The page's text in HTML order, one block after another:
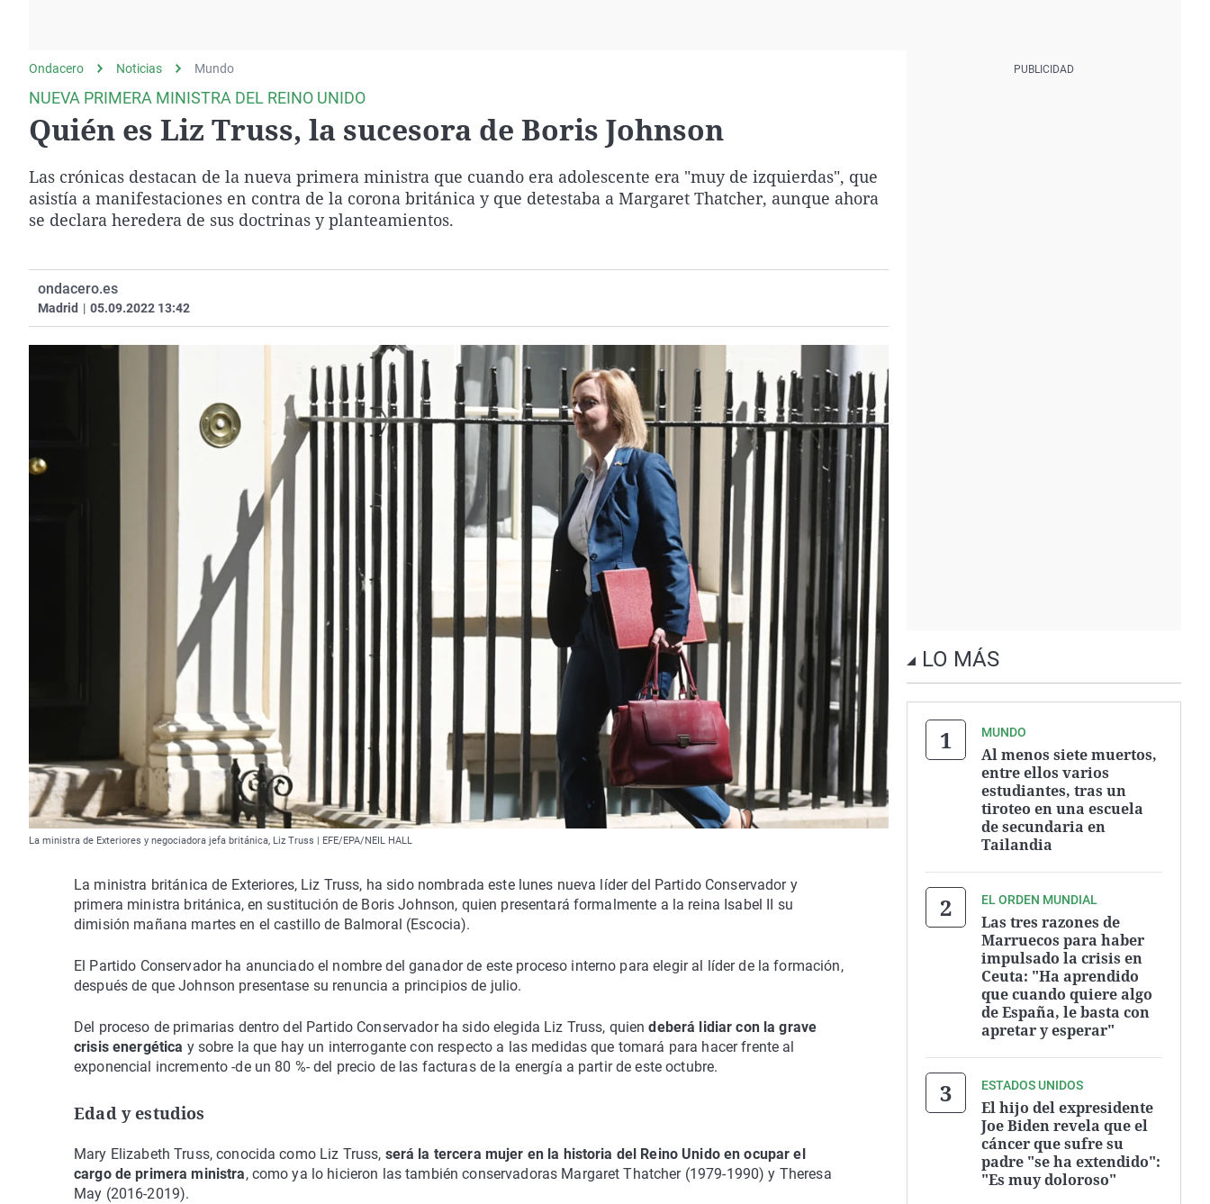
Como el perro y el
Operación ViudaNavarra
País Vasco
Ondacero Noticias Mundo
NUEVA PRIMERA MINISTRA DEL REINO UNIDO
Quién es Liz Truss, la sucesora de Boris Johnson
Las crónicas destacan de la nueva primera ministra que cuando era adolescente era "muy de izquierdas", que
asistía a manifestaciones en contra de la corona británica y que detestaba a Margaret Thatcher, aunque ahora
se declara heredera de sus doctrinas y planteamientos.
ondacero.es
Madrid | 05.09.2022 13:42
La ministra de Exteriores y negociadora jefa británica, Liz Truss | EFE/EPA/NEIL HALL
La ministra británica de Exteriores, Liz Truss, ha sido nombrada este lunes nueva líder del Partido Conservador y
primera ministra británica, en sustitución de Boris Johnson, quien presentará formalmente a la reina Isabel II su
dimisión mañana martes en el castillo de Balmoral (Escocia).
El Partido Conservador ha anunciado el nombre del ganador de este proceso interno para elegir al líder de la formación,
después de que Johnson presentase su renuncia a principios de julio.
Del proceso de primarias dentro del Partido Conservador ha sido elegida Liz Truss, quiendeberá lidiar con la grave
crisis energética y sobre la que hay un interrogante con respecto a las medidas que tomará para hacer frente al
exponencial incremento -de un 80 %- del precio de las facturas de la energía a partir de este octubre.
Edad y estudios
Mary Elizabeth Truss, ​conocida como Liz Truss, será la tercera mujer en la historia del Reino Unido en ocupar el
cargo de primera ministra, como ya lo hicieron las también conservadoras Margaret Thatcher (1979-1990) y Theresa
May (2016-2019).
LO MÁS
MUNDO
Al menos siete muertos,
entre ellos varios
estudiantes, tras un
tiroteo en una escuela
de secundaria en
Tailandia
EL ORDEN MUNDIAL
Las tres razones de
Marruecos para haber
impulsado la crisis en
Ceuta: "Ha aprendido
que cuando quiere algo
de España, le basta con
apretar y esperar"
ESTADOS UNIDOS
El hijo del expresidente
Joe Biden revela que el
cáncer que sufre su
padre "se ha extendido":
"Es muy doloroso"